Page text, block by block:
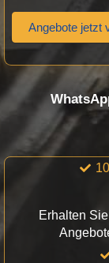
Angebote jetzt
Erhalten